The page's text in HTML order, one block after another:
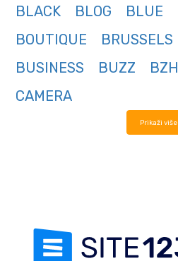
BLACK
BLOG BLUE
BOUTIQUE
BRUSSELS
BUSINESS
BUZZ BZH
CAMERA
Prikaži više